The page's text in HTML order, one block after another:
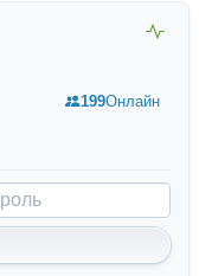
199Онлайн